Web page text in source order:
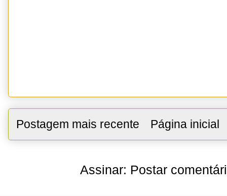
Postagem mais recente Página inicial
Assinar: Postar